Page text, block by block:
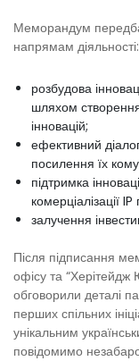
Меморандум
напрямам діяльності:
розбудова
шляхом
інновацій;
ефективний
посилення їх
підтримка
комерціалізації
залучення
Після підписання
офісу та “Херітейдж
обговорили деталі
перших спільних
унікальним
повідомимо